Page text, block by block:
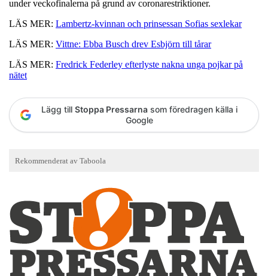
under veckofinalerna på grund av coronarestriktioner.
LÄS MER: Lambertz-kvinnan och prinsessan Sofias sexlekar
LÄS MER: Vittne: Ebba Busch drev Esbjörn till tårar
LÄS MER: Fredrick Federley efterlyste nakna unga pojkar på
nätet
Lägg till Stoppa Pressarna som föredragen källa i
Google